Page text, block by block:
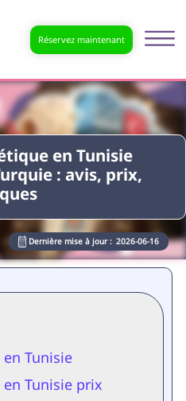
Réservez maintenant
en Tunisie
: avis, prix,
Dernière mise à jour : 2026-06-16
Tunisie
Tunisie prix